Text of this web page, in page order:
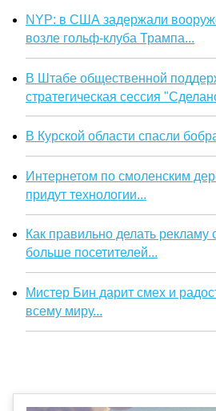
NYP: в США задержали
возле гольф-клуба Трампа...
В Штабе общественной
стратегическая сессия
В Курской области спасли
Интернетом по смоленским
придут технологии...
Как правильно делать рекламу
больше посетителей...
Мистер Бин дарит смех и
всему миру...